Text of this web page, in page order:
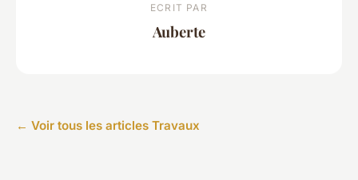
ECRIT PAR
Auberte
← Voir tous les articles Travaux